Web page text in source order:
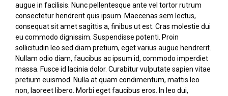
augue in facilisis. Nunc pellentesque ante vel tortor rutrum
consectetur hendrerit quis ipsum. Maecenas sem lectus,
consequat sit amet sagittis a, finibus ut est. Cras molestie dui
eu commodo dignissim. Suspendisse potenti. Proin
sollicitudin leo sed diam pretium, eget varius augue hendrerit.
Nullam odio diam, faucibus ac ipsum id, commodo imperdiet
massa. Fusce id lacinia dolor. Curabitur vulputate sapien vitae
pretium euismod. Nulla at quam condimentum, mattis leo
non, laoreet libero. Morbi eget faucibus eros. In leo dui,